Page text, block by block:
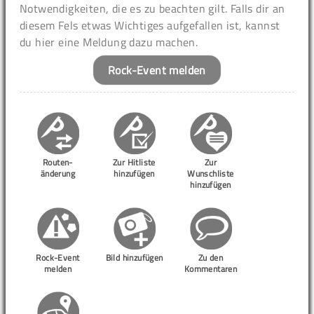
Notwendigkeiten, die es zu beachten gilt. Falls dir an
diesem Fels etwas Wichtiges aufgefallen ist, kannst
du hier eine Meldung dazu machen.
Rock-Event melden
Routen-
änderung
Zur Hitliste
hinzufügen
Zur
Wunschliste
hinzufügen
Rock-Event
melden
Bild hinzufügen
Zu den
Kommentaren